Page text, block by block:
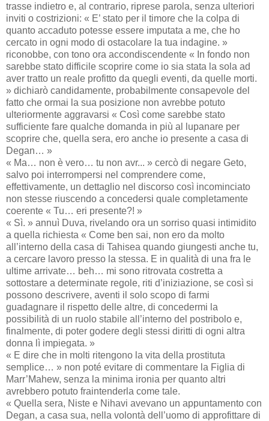
trasse indietro e, al contrario, riprese parola, senza ulteriori
inviti o costrizioni: « E’ stato per il timore che la colpa di
quanto accaduto potesse essere imputata a me, che ho
cercato in ogni modo di ostacolare la tua indagine. »
riconobbe, con tono ora accondiscendente « In fondo non
sarebbe stato difficile scoprire come io sia stata la sola ad
aver tratto un reale profitto da quegli eventi, da quelle morti.
» dichiarò candidamente, probabilmente consapevole del
fatto che ormai la sua posizione non avrebbe potuto
ulteriormente aggravarsi « Così come sarebbe stato
sufficiente fare qualche domanda in più al lupanare per
scoprire che, quella sera, ero anche io presente a casa di
Degan… »
« Ma… non è vero… tu non avr... » cercò di negare Geto,
salvo poi interrompersi nel comprendere come,
effettivamente, un dettaglio nel discorso così incominciato
non stesse riuscendo a concedersi quale completamente
coerente « Tu… eri presente?! »
« Sì. » annuì Duva, rivelando ora un sorriso quasi intimidito
a quella richiesta « Come ben sai, non ero da molto
all’interno della casa di Tahisea quando giungesti anche tu,
a cercare lavoro presso la stessa. E in qualità di una fra le
ultime arrivate… beh… mi sono ritrovata costretta a
sottostare a determinate regole, riti d’iniziazione, se così si
possono descrivere, aventi il solo scopo di farmi
guadagnare il rispetto delle altre, di concedermi la
possibilità di un ruolo stabile all’interno del postribolo e,
finalmente, di poter godere degli stessi diritti di ogni altra
donna lì impiegata. »
« E dire che in molti ritengono la vita della prostituta
semplice… » non poté evitare di commentare la Figlia di
Marr’Mahew, senza la minima ironia per quanto altri
avrebbero potuto fraintenderla come tale.
« Quella sera, Niste e Nihavi avevano un appuntamento con
Degan, a casa sua, nella volontà dell’uomo di approfittare di